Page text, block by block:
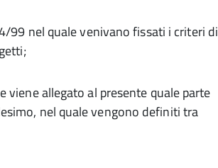
99 nel quale venivano fissati i criteri di
allegato al presente quale parte
nel quale vengono definiti tra